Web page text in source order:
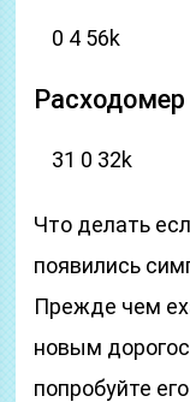
0 4 56k
Расходомер
31 0 32k
Что делать
появились
Прежде чем
новым
попробуйте